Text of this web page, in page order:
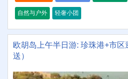
自然与户外 轻奢小团
欧胡岛上午半日游: 珍珠港+市
送）